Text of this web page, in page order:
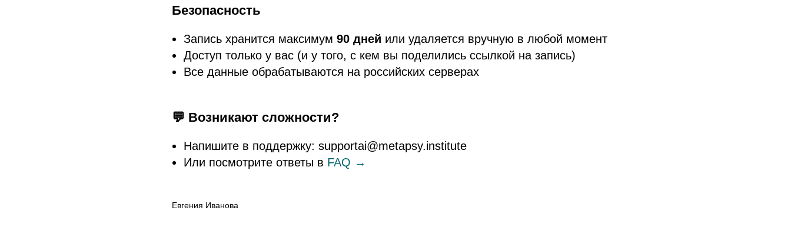
Безопасность
Запись хранится максимум 90 дней или удаляется вручную в любой момент
Доступ только у вас (и у того, с кем вы поделились ссылкой на запись)
Все данные обрабатываются на российских серверах
💬 Возникают сложности?
Напишите в поддержку: supportai@metapsy.institute
Или посмотрите ответы в FAQ →
Евгения Иванова